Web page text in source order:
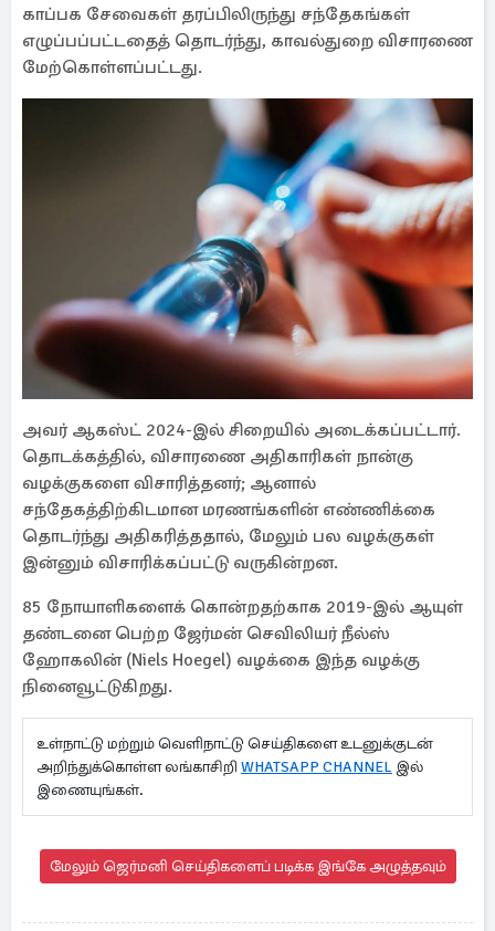
காப்பக சேவைகள் தரப்பிலிருந்து சந்தேகங்கள்
எழுப்பப்பட்டதைத் தொடர்ந்து, காவல்துறை விசாரணை
மேற்கொள்ளப்பட்டது.
அவர் ஆகஸ்ட் 2024-இல் சிறையில் அடைக்கப்பட்டார்.
தொடக்கத்தில், விசாரணை அதிகாரிகள் நான்கு
வழக்குகளை விசாரித்தனர்; ஆனால்
சந்தேகத்திற்கிடமான மரணங்களின் எண்ணிக்கை
தொடர்ந்து அதிகரித்ததால், மேலும் பல வழக்குகள்
இன்னும் விசாரிக்கப்பட்டு வருகின்றன.
85 நோயாளிகளைக் கொன்றதற்காக 2019-இல் ஆயுள்
தண்டனை பெற்ற ஜேர்மன் செவிலியர் நீல்ஸ்
ஹோகலின் (Niels Hoegel) வழக்கை இந்த வழக்கு
நினைவூட்டுகிறது.
உள்நாட்டு மற்றும் வெளிநாட்டு செய்திகளை உடனுக்குடன்
அறிந்துக்கொள்ள லங்காசிறி WHATSAPP CHANNEL இல்
இணையுங்கள்.
மேலும் ஜெர்மனி செய்திகளைப் படிக்க இங்கே அழுத்தவும்